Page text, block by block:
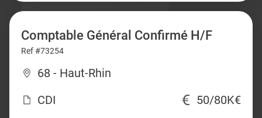
Comptable Général Confirmé H/F
Ref #73254
68 - Haut-Rhin
CDI
50/80K€